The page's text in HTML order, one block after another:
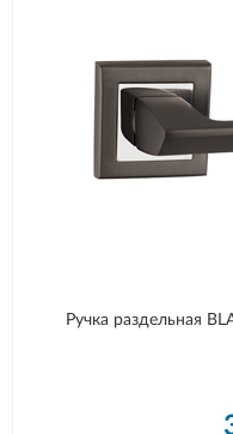
Ручка раздельная